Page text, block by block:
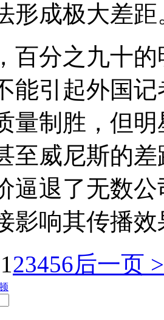
形成极大差距
百分之九十
能引起外国
量制胜，但
至威尼斯的
逼退了无数
影响其传播效
123456后一页